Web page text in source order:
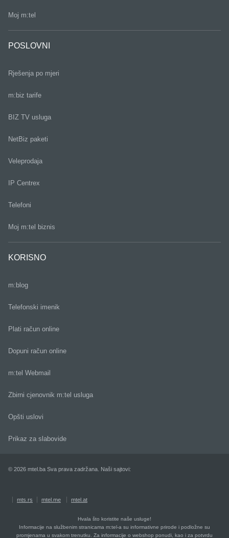
Moj m:tel
POSLOVNI
Rješenja po mjeri
m:biz tarife
BIZ TV usluga
NetBiz paketi
Veleprodaja
IP Centrex
Telefoni
Moj m:tel biznis
KORISNO
m:blog
Telefonski imenik
Plati račun online
Dopuni račun online
m:tel Webmail
Zbirni cjenovnik m:tel usluga
Opšti uslovi
Prikaz za slabovide
© 2026 mtel.ba Sva prava zadržana. Naši sajtovi:
mts.rs mtel.me mtel.at
Hvala što koristite naše usluge!
Informacije na službenim stranicama m:tel-a su informativne prirode i podložne su
promjenama u svakom trenutku. Za informacije o webshop ponudi, kao i za potvrdu